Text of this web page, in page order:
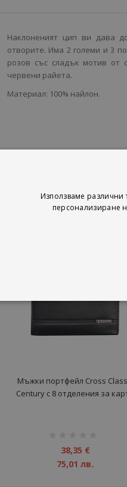
Наклоненият цип ви дава
отворите. Има 2 големи и 3
розов със сладък мотив от
червени райета.
Материал: 100% найлон.
Мъжки портфейл Cross
Century с 8 отделения за
38,35 €
75,01 лв.
Използваме различни
персонализиране